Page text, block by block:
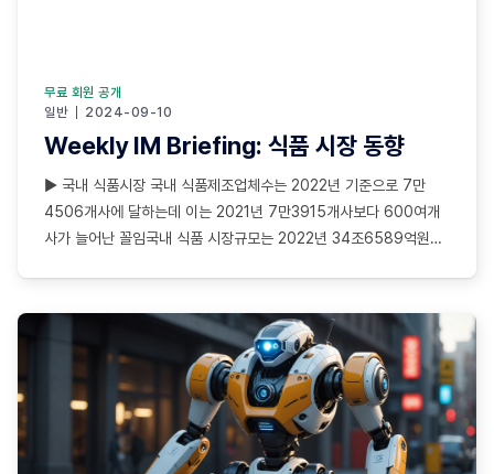
일반 2024-09-10
무료 회원 공개
Weekly IM Briefing: 식품 시장 동향
▶ 국내 식품시장 국내 식품제조업체수는 2022년 기준으로 7만
4506개사에 달하는데 이는 2021년 7만3915개사보다 600여개
사가 늘어난 꼴임국내 식품 시장규모는 2022년 34조6589억원으
6920억달러로 2022년 8조2880억달러 대비 4.9% 성장 ▶ 건강
기능 식품 시장 국내 건강기능 식품 시장이 2035년 15조원에 이를